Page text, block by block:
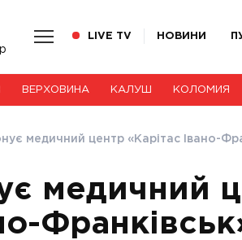
LIVE TV НОВИНИ
ВЕРХОВИНА КАЛУШ КОЛОМИЯ
медичний центр «Карітас Івано-
медичний